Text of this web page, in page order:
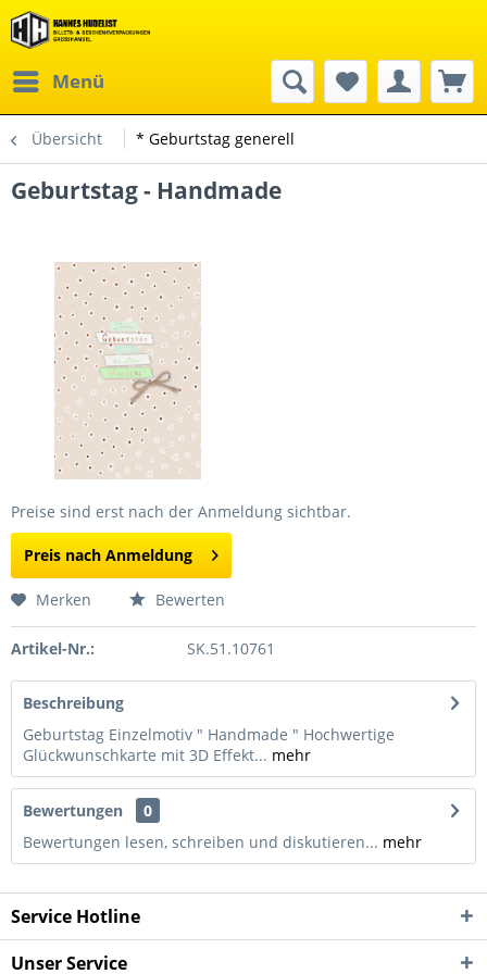
Menü
Übersicht * Geburtstag generell
Geburtstag - Handmade
Preise sind erst nach der Anmeldung sichtbar.
Preis nach Anmeldung
Merken Bewerten
Artikel-Nr.: SK.51.10761
Beschreibung
Geburtstag Einzelmotiv " Handmade " Hochwertige
Glückwunschkarte mit 3D Effekt... mehr
Bewertungen
0
Bewertungen lesen, schreiben und diskutieren... mehr
Service Hotline
Unser Service